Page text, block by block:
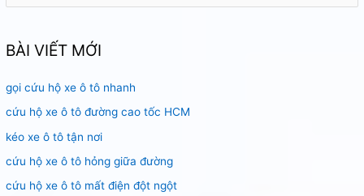
k
ế
m
:
BÀI VIẾT MỚI
gọi cứu hộ xe ô tô nhanh
cứu hộ xe ô tô đường cao tốc HCM
kéo xe ô tô tận nơi
cứu hộ xe ô tô hỏng giữa đường
cứu hộ xe ô tô mất điện đột ngột